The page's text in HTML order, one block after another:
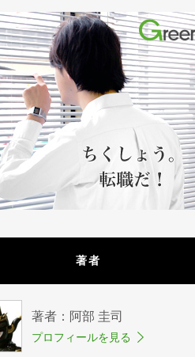
著者
著者：阿部 圭司
プロフィールを見る